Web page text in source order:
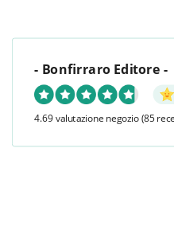
- Bonfirraro Editore -
4.69 valutazione negozio (85